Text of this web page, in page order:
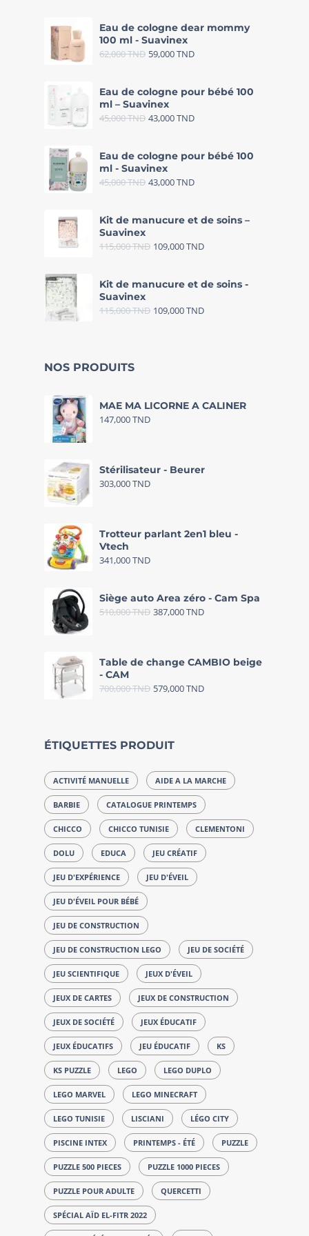
Eau de cologne dear mommy
100 ml - Suavinex
62,000TND 59,000TND
Eau de cologne pour bébé 100
ml – Suavinex
45,000TND 43,000TND
Eau de cologne pour bébé 100
ml - Suavinex
45,000TND 43,000TND
Kit de manucure et de soins –
Suavinex
115,000TND 109,000TND
Kit de manucure et de soins -
Suavinex
115,000TND 109,000TND
NOS PRODUITS
MAE MA LICORNE A CALINER
147,000TND
Stérilisateur - Beurer
303,000TND
Trotteur parlant 2en1 bleu -
Vtech
341,000TND
Siège auto Area zéro - Cam Spa
510,000TND 387,000TND
Table de change CAMBIO beige
- CAM
700,000TND 579,000TND
ÉTIQUETTES PRODUIT
ACTIVITÉ MANUELLE AIDE A LA MARCHE
BARBIE CATALOGUE PRINTEMPS
CHICCO CHICCO TUNISIE CLEMENTONI
DOLU EDUCA JEU CRÉATIF
JEU D'EXPÉRIENCE JEU D'ÉVEIL
JEU D'ÉVEIL POUR BÉBÉ
JEU DE CONSTRUCTION
JEU DE CONSTRUCTION LEGO JEU DE SOCIÉTÉ
JEU SCIENTIFIQUE JEUX D'ÉVEIL
JEUX DE CARTES JEUX DE CONSTRUCTION
JEUX DE SOCIÉTÉ JEUX ÉDUCATIF
JEUX ÉDUCATIFS JEU ÉDUCATIF KS
KS PUZZLE LEGO LEGO DUPLO
LEGO MARVEL LEGO MINECRAFT
LEGO TUNISIE LISCIANI LÉGO CITY
PISCINE INTEX PRINTEMPS - ÉTÉ PUZZLE
PUZZLE 500 PIECES PUZZLE 1000 PIECES
PUZZLE POUR ADULTE QUERCETTI
SPÉCIAL AÏD EL-FITR 2022